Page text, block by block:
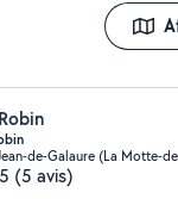
(5 avis)